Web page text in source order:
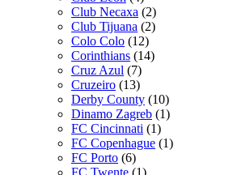
Club Necaxa (2)
Club Tijuana (2)
Colo Colo (12)
Corinthians (14)
Cruz Azul (7)
Cruzeiro (13)
Derby County (10)
Dinamo Zagreb (1)
FC Cincinnati (1)
FC Copenhague (1)
FC Porto (6)